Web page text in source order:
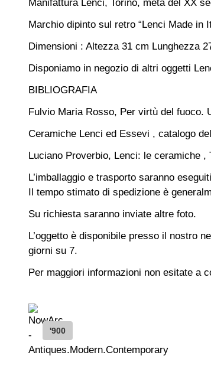
Manifattura Lenci, Torino, metà del XX
Marchio dipinto sul retro “Lenci Made in
Dimensioni : Altezza 31 cm Lunghezza
Disponiamo in negozio di altri oggetti
BIBLIOGRAFIA
Fulvio Maria Rosso, Per virtù del fuoco.
Ceramiche Lenci ed Essevi , catalogo
Luciano Proverbio, Lenci: le ceramiche ,
L’imballaggio e trasporto saranno
Il tempo stimato di spedizione è
Su richiesta saranno inviate altre foto.
L’oggetto è disponibile presso il nostro
giorni su 7.
Per maggiori informazioni non esitate a
'900